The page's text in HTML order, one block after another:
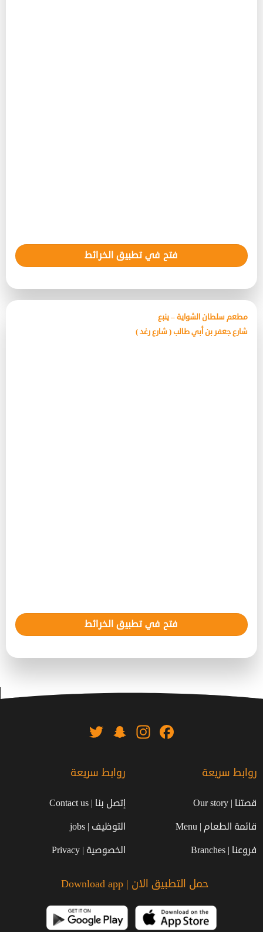
فتح في تطبيق الخرائط
مطعم سلطان الشواية – ينبع
شارع جعفر بن أبي طالب ( شارع رغد )
فتح في تطبيق الخرائط
Facebook
Instagram
Snapchat
روابط سريعة
قصتنا | Our story
قائمة الطعام | Menu
فروعنا | Branches
روابط سريعة
إتصل بنا | Contact us
التوظيف | jobs
الخصوصية | Privacy
حمل التطبيق الان | Download app